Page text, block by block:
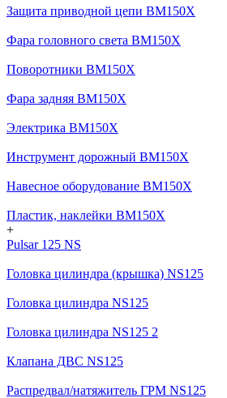
Защита приводной цепи BM150X
Фара головного света BM150X
Поворотники BM150X
Фара задняя BM150X
Электрика BM150X
Инструмент дорожный BM150X
Навесное оборудование BM150X
Пластик, наклейки BM150X
+
Pulsar 125 NS
Головка цилиндра (крышка) NS125
Головка цилиндра NS125
Головка цилиндра NS125 2
Клапана ДВС NS125
Распредвал/натяжитель ГРМ NS125